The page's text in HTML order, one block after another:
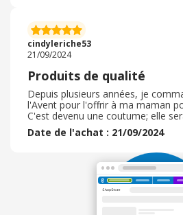
clients m'a proposé les frais
commandais pour au moins 20€
arrivé en avance dans ma boîte
à faire imprimer une petite carte
ce colis est destiné à une amie
hâte de le lui offrir pour qu'elle
douceurs que je lui ai réservées.
professionnalisme de Bonne
un emballage parfait. Je
cindyleriche53
21/09/2024
Produits de qualité
Depuis plusieurs années, je
l'Avent pour l'offrir à ma maman
C'est devenu une coutume; elle
ne l'avait pas comme cadeau. De
confitures de qualité, petits
commandé également la pâte à
cacahuètes. Impatiente de goûter
doit être un régal ! J'en profiterais
Date de l'achat : 21/09/2024